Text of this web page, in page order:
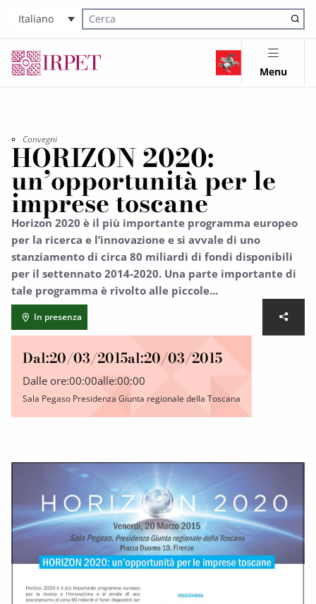
Italiano
Cerca nel sito
Menu
Convegni
HORIZON 2020:
un’opportunità per le
imprese toscane
Horizon 2020 è il più importante programma europeo
per la ricerca e l’innovazione e si avvale di uno
stanziamento di circa 80 miliardi di fondi disponibili
per il settennato 2014-2020. Una parte importante di
tale programma è rivolto alle piccole...
In presenza
Dal:20/03/2015al:20/03/2015
Dalle ore:00:00alle:00:00
Sala Pegaso Presidenza Giunta regionale della Toscana